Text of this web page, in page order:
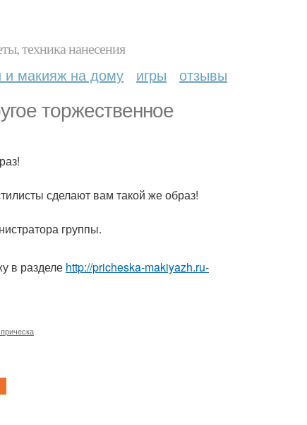
техника нанесения
и макияж на дому игры отзывы
торжественное
сделают вам такой же образ!
группы.
в разделе http://pricheska-makiyazh.ru-